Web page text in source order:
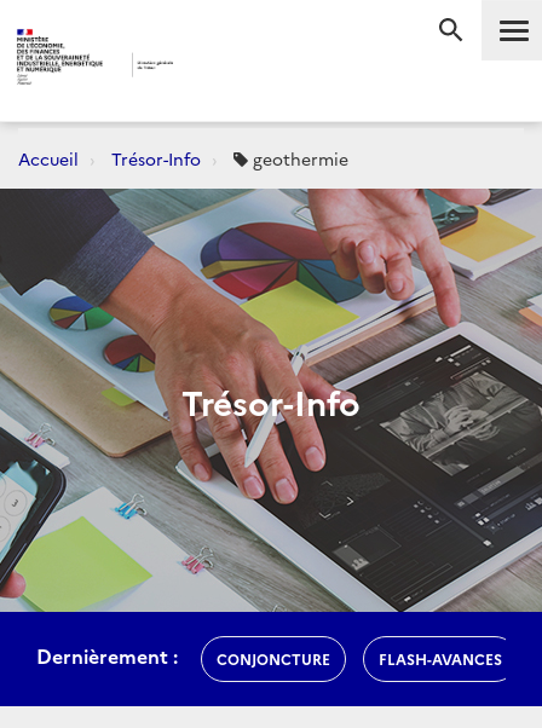
Accueil Trésor-Info geothermie
Trésor-Info
Dernièrement : CONJONCTURE FLASH-AVANCES